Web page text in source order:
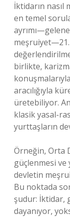
İktidarın nasıl
en temel
meşruiyet—21.
birlikte,
aracılığıyla
üretebiliyor.
klasik yasal-
yurttaşların
Örneğin, Orta
güçlenmesi ve
devletin
Bu noktada
şudur: İktidar,
dayanıyor,